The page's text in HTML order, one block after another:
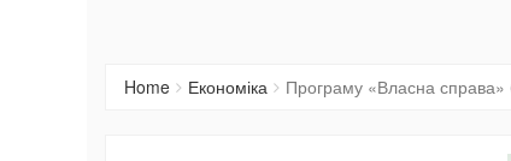
Home Економіка Програму «Власна справа»